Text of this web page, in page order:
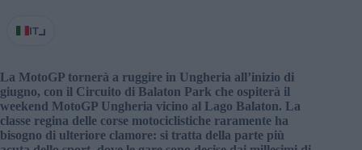
IT
La MotoGP tornerà a ruggire in Ungheria all’inizio di
giugno, con il Circuito di Balaton Park che ospiterà il
weekend MotoGP Ungheria vicino al Lago Balaton. La
classe regina delle corse motociclistiche raramente ha
bisogno di ulteriore clamore: si tratta della parte più